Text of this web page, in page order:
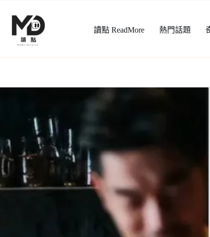
讀點 ReadMore 熱門話題